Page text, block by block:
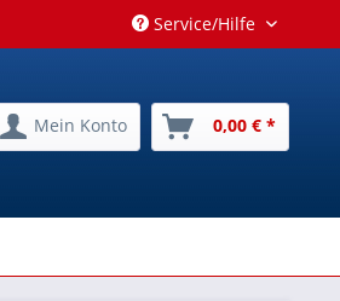
Service/Hilfe
Mein Konto 0,00 € *